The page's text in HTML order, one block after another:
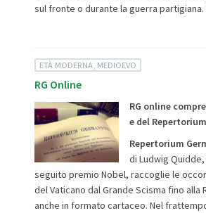
sul fronte o durante la guerra
ETÀ MODERNA, MEDIOEVO
RG Online
RG online
e del
Repertorium
di Ludwig
seguito premio Nobel, raccoglie le
del Vaticano dal Grande Scisma fino
anche in formato cartaceo. Nel